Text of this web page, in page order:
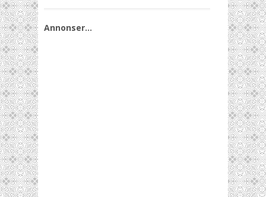
Annonser…